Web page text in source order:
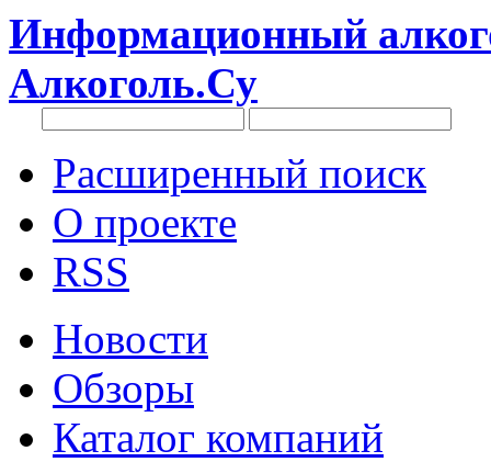
Информационный
Алкоголь.Су
Расширенный поиск
О проекте
RSS
Новости
Обзоры
Каталог компаний